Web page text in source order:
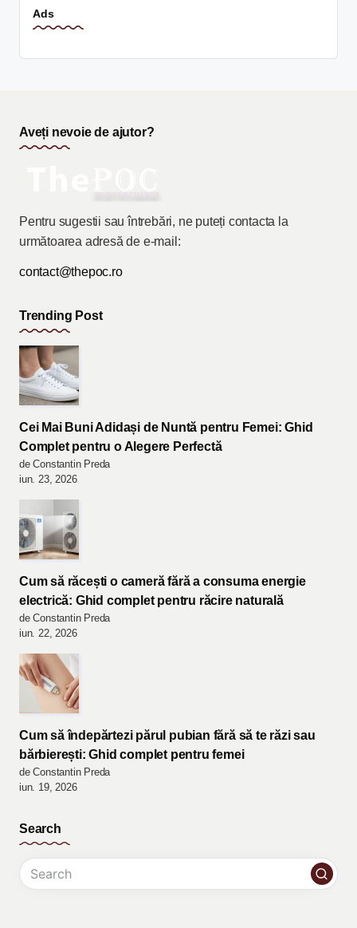
Ads
Aveți nevoie de ajutor?
Pentru sugestii sau întrebări, ne puteți contacta la
următoarea adresă de e-mail:
contact@thepoc.ro
Trending Post
Cei Mai Buni Adidași de Nuntă pentru Femei: Ghid
Complet pentru o Alegere Perfectă
de Constantin Preda
iun. 23, 2026
Cum să răcești o cameră fără a consuma energie
electrică: Ghid complet pentru răcire naturală
de Constantin Preda
iun. 22, 2026
Cum să îndepărtezi părul pubian fără să te răzi sau
bărbierești: Ghid complet pentru femei
de Constantin Preda
iun. 19, 2026
Search